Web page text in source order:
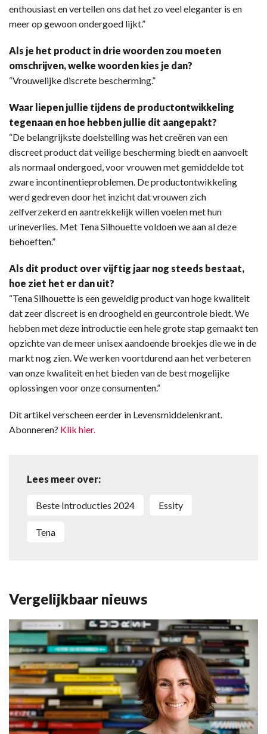
enthousiast en vertellen ons dat het zo veel eleganter is en
meer op gewoon ondergoed lijkt.”
Als je het product in drie woorden zou moeten
omschrijven, welke woorden kies je dan?
“Vrouwelijke discrete bescherming.”
Waar liepen jullie tijdens de productontwikkeling
tegenaan en hoe hebben jullie dit aangepakt?
“De belangrijkste doelstelling was het creëren van een
discreet product dat veilige bescherming biedt en aanvoelt
als normaal ondergoed, voor vrouwen met gemiddelde tot
zware incontinentieproblemen. De productontwikkeling
werd gedreven door het inzicht dat vrouwen zich
zelfverzekerd en aantrekkelijk willen voelen met hun
urineverlies. Met Tena Silhouette voldoen we aan al deze
behoeften.”
Als dit product over vijftig jaar nog steeds bestaat,
hoe ziet het er dan uit?
“Tena Silhouette is een geweldig product van hoge kwaliteit
dat zeer discreet is en droogheid en geurcontrole biedt. We
hebben met deze introductie een hele grote stap gemaakt ten
opzichte van de meer unisex aandoende broekjes die we in de
markt nog zien. We werken voortdurend aan het verbeteren
van onze kwaliteit en het bieden van de best mogelijke
oplossingen voor onze consumenten.”
Dit artikel verscheen eerder in Levensmiddelenkrant.
Abonneren? Klik hier.
Lees meer over:
Beste Introducties 2024 Essity
Tena
Vergelijkbaar nieuws